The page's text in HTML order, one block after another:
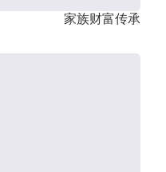
家族财富传承